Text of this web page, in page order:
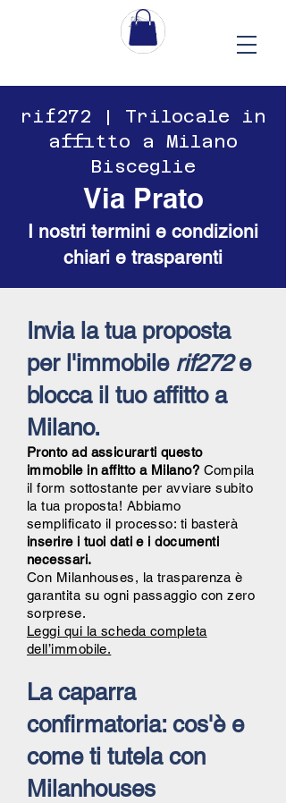
​​rif272 | Trilocale in
affitto a Milano
Bisceglie
Via Prato
I nostri termini e condizioni
chiari e trasparenti
Invia la tua proposta
per l'immobile rif272e
blocca il tuo affitto a
Milano.
Pronto ad assicurarti questo
immobile in affitto a Milano? Compila
il form sottostante per avviare subito
la tua proposta! Abbiamo
semplificato il processo: ti basterà
inserire i tuoi dati e i documenti
necessari.
Con Milanhouses, la trasparenza è
garantita su ogni passaggio con zero
sorprese.
Leggi qui la scheda completa
dell’immobile.
La caparra
confirmatoria: cos'è e
come ti tutela con
Milanhouses